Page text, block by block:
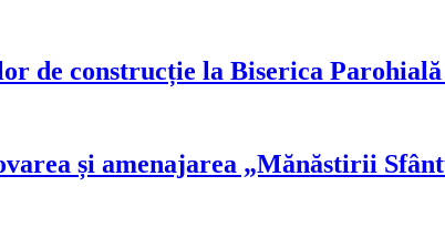
de construcție la Biserica Parohială
și amenajarea „Mănăstirii